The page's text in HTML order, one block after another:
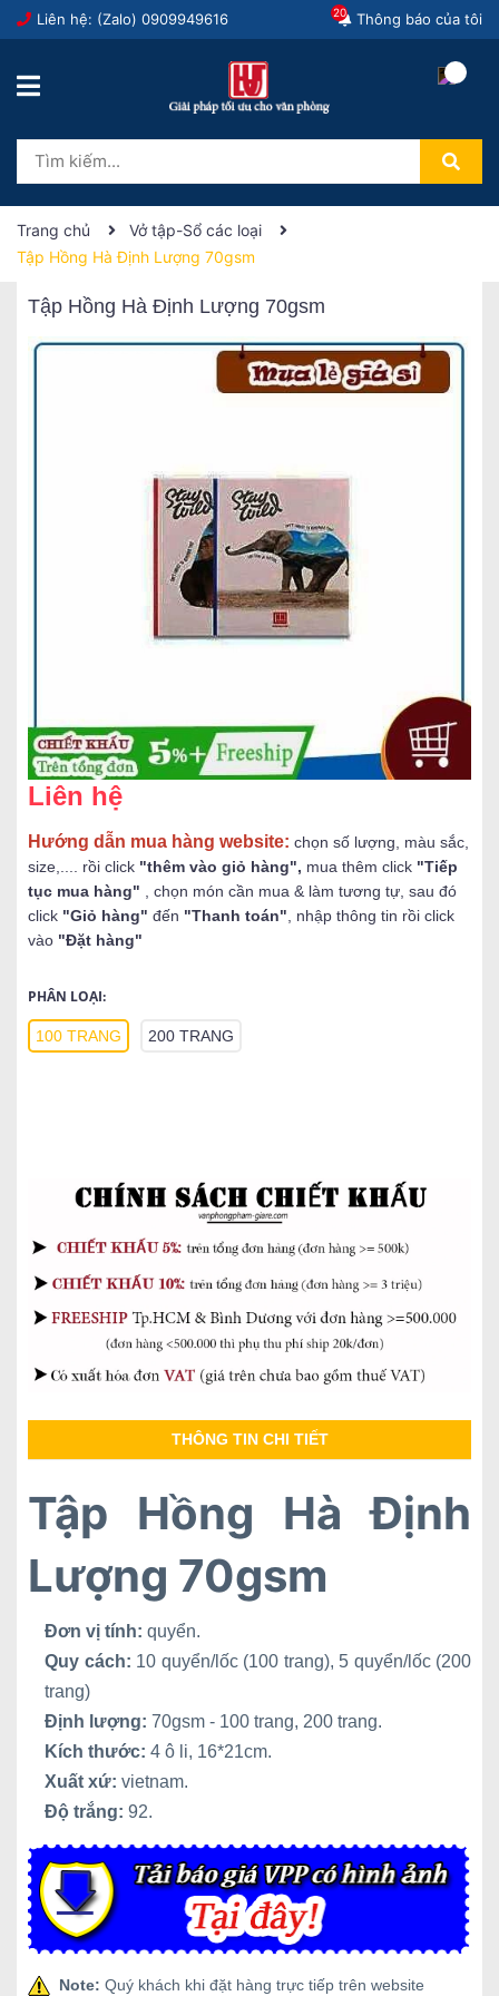
Liên hệ: (Zalo) 0909949616 Thông báo của tôi
20
Trang chủ
Vở tập-Sổ các loại
Tập Hồng Hà Định Lượng 70gsm
Tập Hồng Hà Định Lượng 70gsm
Liên hệ
Hướng dẫn mua hàng website: chọn số lượng, màu sắc,
size,.... rồi click "thêm vào giỏ hàng", mua thêm click "Tiếp
tục mua hàng" , chọn món cần mua & làm tương tự, sau đó
click "Giỏ hàng" đến "Thanh toán" , nhập thông tin rồi click
vào "Đặt hàng"
PHÂN LOẠI:
100 TRANG 200 TRANG
THÔNG TIN CHI TIẾT
Tập Hồng Hà Định
Lượng 70gsm
Đơn vị tính: quyển.
Quy cách: 10 quyển/lốc (100 trang), 5 quyển/lốc (200
trang)
Định lượng: 70gsm - 100 trang, 200 trang.
Kích thước: 4 ô li, 16*21cm.
Xuất xứ: vietnam.
Độ trắng: 92.
Note: Quý khách khi đặt hàng trực tiếp trên website